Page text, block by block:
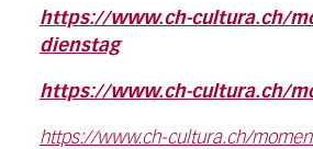
https://www.ch-cultura.ch/
dienstag
https://www.ch-cultura.ch/
https://www.ch-cultura.ch/